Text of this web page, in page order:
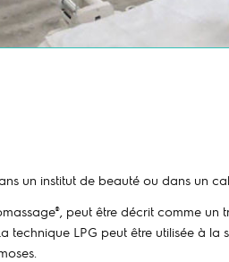
un institut de beauté ou dans un
peut être décrit comme
technique LPG peut être utiliséeà la